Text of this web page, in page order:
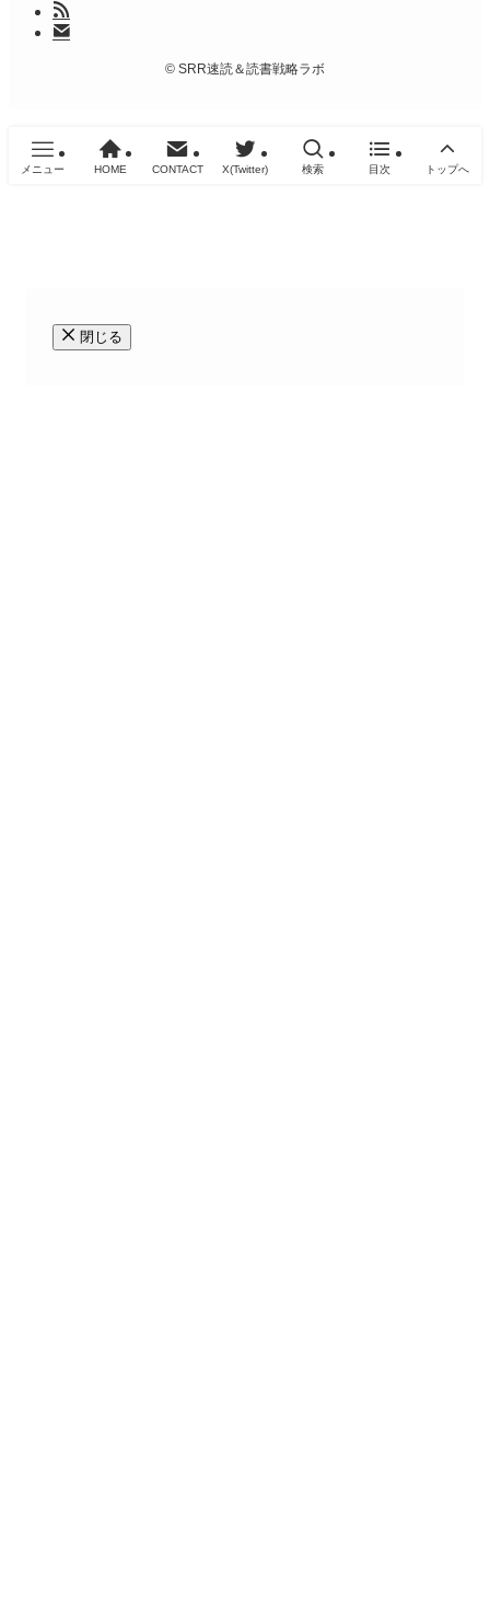
© SRR速読＆読書戦略ラボ
メニュー HOME CONTACT X(Twitter) 検索 目次 トップへ
閉じる